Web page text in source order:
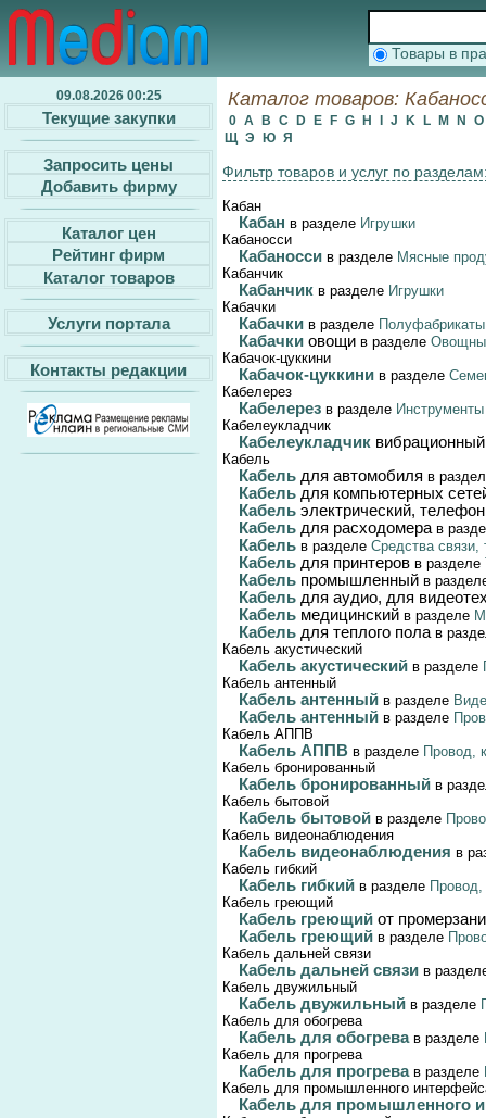
Товары в
09.08.2026 00:25
Текущие закупки
Запросить цены
Добавить фирму
Каталог цен
Рейтинг фирм
Каталог товаров
Услуги портала
Контакты редакции
Каталог товаров:
0 A B C D E F G H J K L M N
O
Щ Э Ю Я
Фильтр товаров и услуг по
Кабан
Кабан в разделе Игрушки
Кабаносси
Кабаносси в разделе Мясные
Кабанчик
Кабанчик в разделе Игрушки
Кабачки
Кабачки в разделе Полуфабрикаты
Кабачки овощи в разделе
Кабачок-цуккини
Кабачок-цуккини в разделе
Кабелерез
Кабелерез в разделе
Кабелеукладчик
Кабелеукладчик вибрационный
Кабель
Кабель для автомобиля в
Кабель для компьютерных
Кабель электрический,
Кабель для расходомерав
Кабель в разделе Средства
Кабель для принтеров в разделе
Кабель промышленный в
Кабель для аудио, для
Кабель медицинский в разделе
Кабель для теплого полав
Кабель акустический
Кабель акустический в разделе
Кабель антенный
Кабель антенный в разделе
Кабель антенный в разделе
Кабель АППВ
Кабель АППВ в разделе Провод,
Кабель бронированный
Кабель бронированный в
Кабель бытовой
Кабель бытовой в разделе
Кабель видеонаблюдения
Кабель видеонаблюдения в
Кабель гибкий
Кабель гибкий в разделе Провод,
Кабель греющий
Кабель греющий от
Кабель греющий в разделе
Кабель дальней связи
Кабель дальней связи в
Кабель двужильный
Кабель двужильный в разделе
Кабель для обогрева
Кабель для обогрева в разделе
Кабель для прогрева
Кабель для прогрева в разделе
Кабель для промышленного
Кабель для промышленного